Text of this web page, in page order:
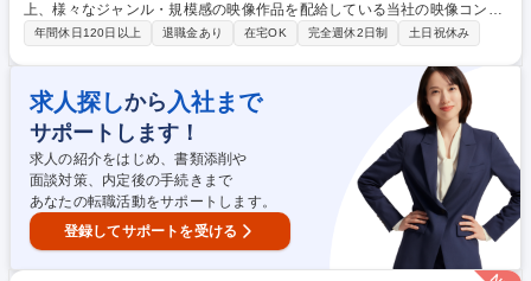
上、様々なジャンル・規模感の映像作品を配給している当社の映像コンテ
ンツの配給営業、インシアター業務をご担当。現状のトレンドを分析し、
画（洋画・邦画・アニメ作品）/ODS作品、LV作品の配給営業業務全般 ・
主要シネコン（TOHOシネマズ、SMT、ティ・ジョイ等）の営業窓口 ・劇
場内装飾のプラン立てや、予告編等の興行会社に対する交渉 ・局外のアニ
メ作品や、他社宣伝作品を配給する際に、作品の窓口となり、宣伝プラン
を一緒に構築し実行する 募集職種 【セールス・インシアター/映像コンテ
ンツの配給営業】フレックス・リモート◎
年間休日120日以上 退職金あり 在宅OK 完全週休2日制 土日祝休み
求人探しから 入社まで
サポートします！
求人の紹介をはじめ、書類添削や
面談対策、内定後の手続きまで
あなたの転職活動をサポートします。
登録してサポートを受ける